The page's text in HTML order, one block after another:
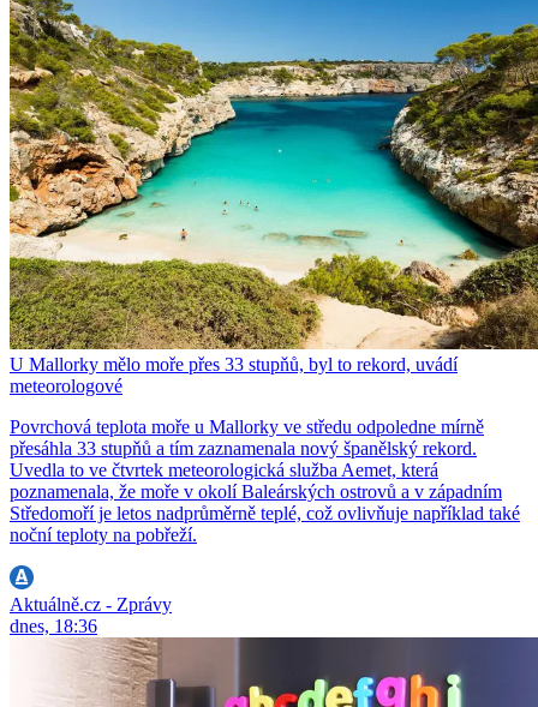
U Mallorky mělo moře přes 33 stupňů, byl to rekord, uvádí
meteorologové
Povrchová teplota moře u Mallorky ve středu odpoledne mírně
přesáhla 33 stupňů a tím zaznamenala nový španělský rekord.
Uvedla to ve čtvrtek meteorologická služba Aemet, která
poznamenala, že moře v okolí Baleárských ostrovů a v západním
Středomoří je letos nadprůměrně teplé, což ovlivňuje například také
noční teploty na pobřeží.
Aktuálně.cz - Zprávy
dnes, 18:36